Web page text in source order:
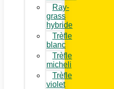
Ray-
grass
hybride
Trèfle
blanc
Trèfle
micheli
Trèfle
violet